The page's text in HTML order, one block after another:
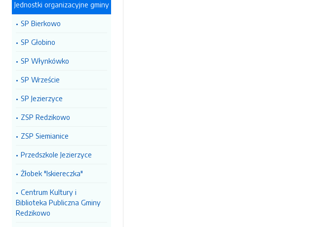
Jednostki organizacyjne gminy
SP Bierkowo
SP Głobino
SP Włynkówko
SP Wrzeście
SP Jezierzyce
ZSP Redzikowo
ZSP Siemianice
Przedszkole Jezierzyce
Żłobek "Iskiereczka"
Centrum Kultury i
Biblioteka Publiczna Gminy
Redzikowo